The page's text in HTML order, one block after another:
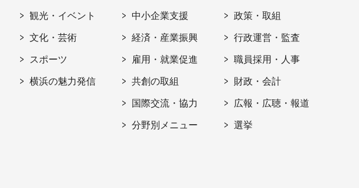
観光・イベント
文化・芸術
スポーツ
横浜の魅力発信
中小企業支援
経済・産業振興
雇用・就業促進
共創の取組
国際交流・協力
分野別メニュー
政策・取組
行政運営・監査
職員採用・人事
財政・会計
広報・広聴・報道
選挙